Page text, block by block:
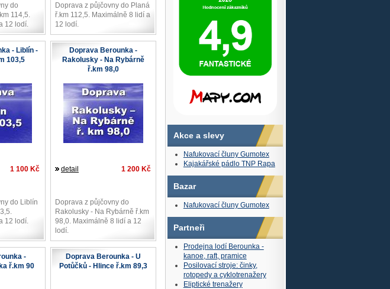
do
114,5.
12 lodí.
Doprava z půjčovny do Planá
ř.km 112,5. Maximálně 8 lidí a
12 lodí.
- Liblín -
103,5
Doprava Berounka -
Rakolusky - Na Rybárně
ř.km 98,0
1 100 Kč 1 200 Kč
detail
do Liblín
12 lodí.
Doprava z půjčovny do
Rakolusky - Na Rybárně ř.km
98,0. Maximálně 8 lidí a 12
lodí.
-
ř.km 90
Doprava Berounka - U
Potůčků - Hlince ř.km 89,3
Akce a slevy
Nafukovací čluny Gumotex
Kajakářské pádlo TNP Rapa
Bazar
Nafukovací čluny Gumotex
Partneři
Prodejna lodí Berounka -
kanoe, raft, pramice
Posilovací stroje: činky,
rotopedy a cyklotrenažery
Eliptické trenažery